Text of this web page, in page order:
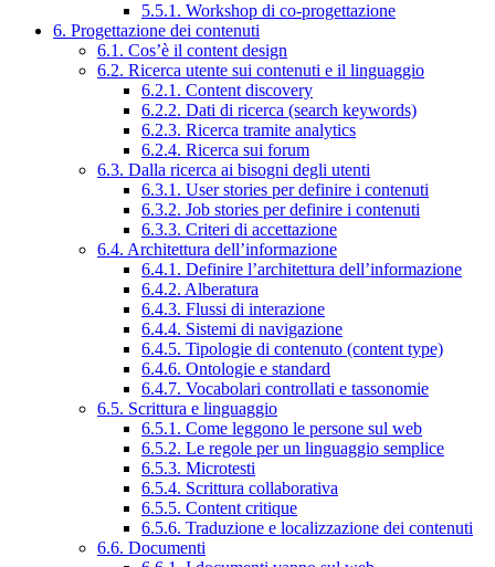
5.5.1. Workshop di co-progettazione
6. Progettazione dei contenuti
6.1. Cos’è il content design
6.2. Ricerca utente sui contenuti e il linguaggio
6.2.1. Content discovery
6.2.2. Dati di ricerca (search keywords)
6.2.3. Ricerca tramite analytics
6.2.4. Ricerca sui forum
6.3. Dalla ricerca ai bisogni degli utenti
6.3.1. User stories per definire i contenuti
6.3.2. Job stories per definire i contenuti
6.3.3. Criteri di accettazione
6.4. Architettura dell’informazione
6.4.1. Definire l’architettura dell’informazione
6.4.2. Alberatura
6.4.3. Flussi di interazione
6.4.4. Sistemi di navigazione
6.4.5. Tipologie di contenuto (content type)
6.4.6. Ontologie e standard
6.4.7. Vocabolari controllati e tassonomie
6.5. Scrittura e linguaggio
6.5.1. Come leggono le persone sul web
6.5.2. Le regole per un linguaggio semplice
6.5.3. Microtesti
6.5.4. Scrittura collaborativa
6.5.5. Content critique
6.5.6. Traduzione e localizzazione dei contenuti
6.6. Documenti